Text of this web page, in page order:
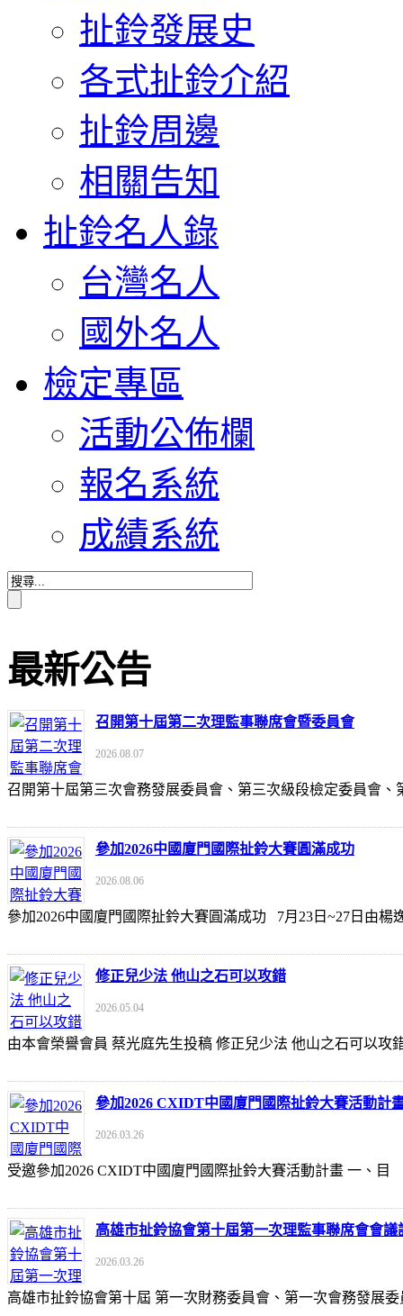
扯鈴發展史
各式扯鈴介紹
扯鈴周邊
相關告知
扯鈴名人錄
台灣名人
國外名人
檢定專區
活動公佈欄
報名系統
成績系統
最新公告
召開第十屆第二次理監事聯席會暨委員會
2026.08.07
召開第十屆第三次會務發展委員會、第三次級段檢定委員
參加2026中國廈門國際扯鈴大賽圓滿成功
2026.08.06
參加2026中國廈門國際扯鈴大賽圓滿成功 7月23日~27日由
修正兒少法 他山之石可以攻錯
2026.05.04
由本會榮譽會員 蔡光庭先生投稿 修正兒少法 他山之石可以攻
參加2026 CXIDT中國廈門國際扯鈴大賽活動計
2026.03.26
受邀參加2026 CXIDT中國廈門國際扯鈴大賽活動計畫 一、
高雄市扯鈴協會第十屆第一次理監事聯席會會議
2026.03.26
高雄市扯鈴協會第十屆 第一次財務委員會、第一次會務發展